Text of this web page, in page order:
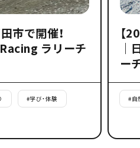
市で開催！
ラリーチ
#学び・体験
【
｜
ー
#自